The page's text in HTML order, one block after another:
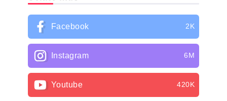
Facebook 2K
Instagram 6M
Youtube 420K